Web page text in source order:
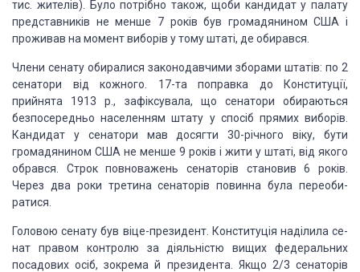
тис. жителів). Було потрібно також, щоби кандидат у палату
представ­ників не менше 7 років був громадянином США і
проживав на момент виборів у тому штаті, де обирався.
Члени сенату обиралися законодавчими зборами штатів: по 2
се­натори від кожного. 17-та поправка до Конституції,
прийнята 1913 р., зафіксувала, що сенатори обираються
безпосередньо населенням штату у спосіб прямих виборів.
Кандидат у сенатори мав досягти 30-річного віку, бути
громадянином США не менше 9 років і жити у штаті, від якого
обрався. Строкповноважень сенаторів становив 6 років.
Через два роки третина сенаторів повинна була переоби­
ратися.
Головою сенату був віце-президент. Конституція наділила се­
нат правом контролю за діяльністю вищих федеральних
посадових осіб, зокрема й президента. Якщо 2/3 сенаторів